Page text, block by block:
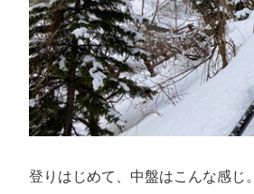
登りはじめて、中盤はこんな感じ。